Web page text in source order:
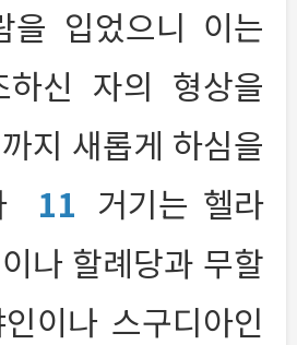
을 입었으니 이는
하신 자의 형상을
지 새롭게 하심을
11 거기는 헬라
나 할례당과 무할
이나 스구디아인